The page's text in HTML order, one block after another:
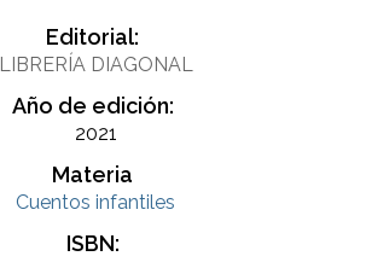
Editorial:
LIBRERÍA DIAGONAL
Año de edición:
2021
Materia
Cuentos infantiles
ISBN: